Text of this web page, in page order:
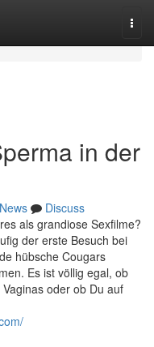
in der
News
Discuss
als grandiose Sexfilme?
der erste Besuch bei
hübsche Cougars
Es ist völlig egal, ob
oder ob Du auf